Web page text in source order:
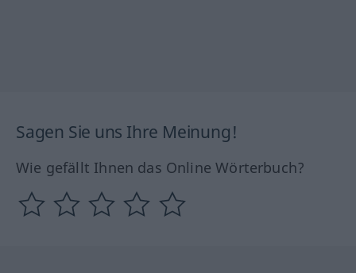
Sagen Sie uns Ihre Meinung!
Wie gefällt Ihnen das Online Wörterbuch?